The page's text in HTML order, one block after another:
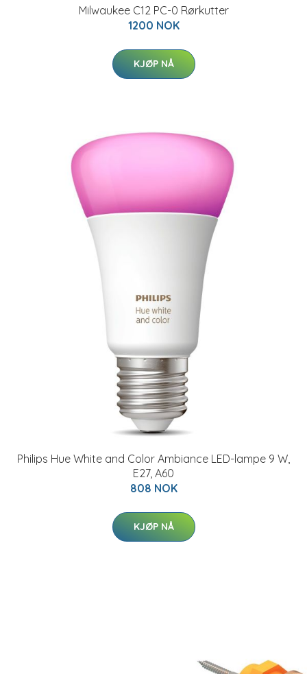
Milwaukee C12 PC-0 Rørkutter
1200 NOK
KJØP NÅ
Philips Hue White and Color Ambiance LED-lampe 9 W,
E27, A60
808 NOK
KJØP NÅ